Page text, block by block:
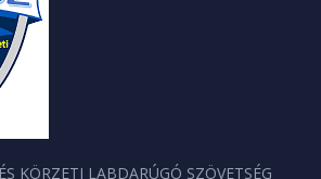
KÖRZETI LABDARÚGÓ SZÖVETSÉG